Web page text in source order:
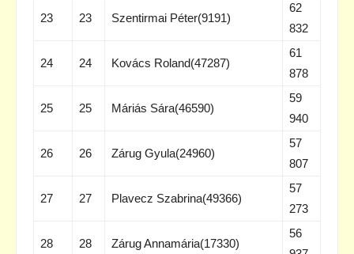
23 23 Szentirmai Péter(9191)
62
832
24 24 Kovács Roland(47287)
61
878
25 25 Máriás Sára(46590)
59
940
26 26 Zárug Gyula(24960)
57
807
27 27 Plavecz Szabrina(49366)
57
273
28 28 Zárug Annamária(17330)
56